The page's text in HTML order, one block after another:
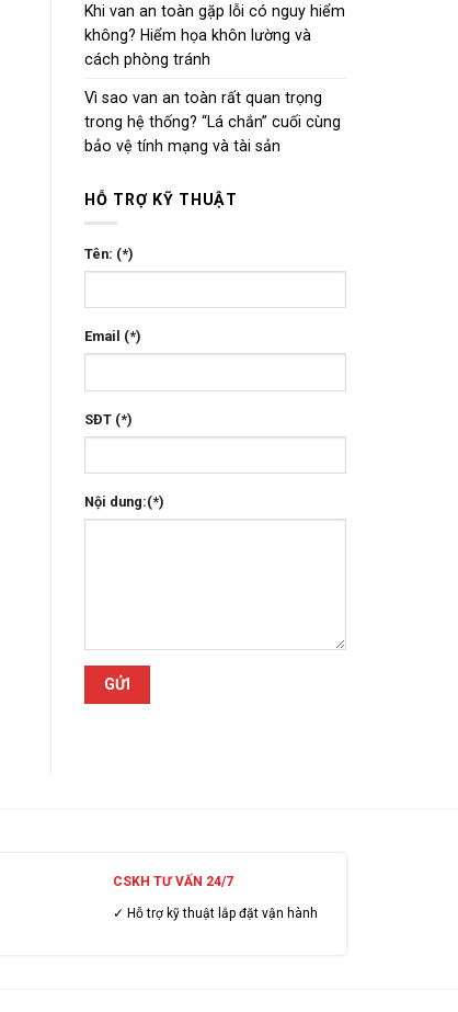
Khi van an toàn gặp lỗi có nguy hiểm
không? Hiểm họa khôn lường và
cách phòng tránh
Vì sao van an toàn rất quan trọng
trong hệ thống? “Lá chắn” cuối cùng
bảo vệ tính mạng và tài sản
HỖ TRỢ KỸ THUẬT
Tên: (*)
Email (*)
SĐT (*)
Nội dung:(*)
CSKH TƯ VẤN 24/7
✓ Hỗ trợ kỹ thuật lắp đặt vận hành